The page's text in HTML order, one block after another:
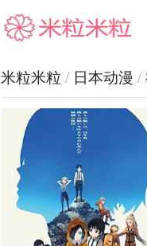
米粒米粒
米粒米粒 / 日本动漫 /